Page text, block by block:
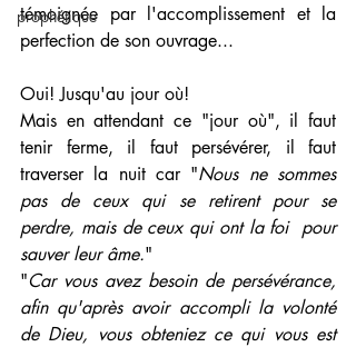
prophétique
témoignée par l'accomplissement et la
perfection de son ouvrage...
Oui! Jusqu'au jour où!
Mais en attendant ce "jour où", il faut
tenir ferme, il faut persévérer, il faut
traverser la nuit car "Nous ne sommes
pas de ceux qui se retirent pour se
perdre, mais de ceux qui ont la foi  pour
sauver leur âme."
"Car vous avez besoin de persévérance,
afin qu'après avoir accompli la volonté
de Dieu, vous obteniez ce qui vous est